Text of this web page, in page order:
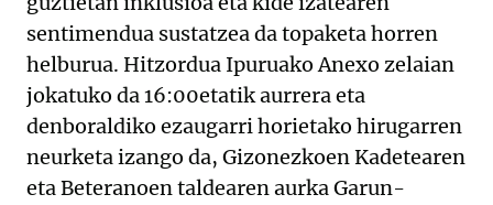
sentimendua sustatzea da topaketa horren
helburua. Hitzordua Ipuruako Anexo zelaian
jokatuko da 16:00etatik aurrera eta
denboraldiko ezaugarri horietako hirugarren
neurketa izango da, Gizonezkoen Kadetearen
eta Beteranoen taldearen aurka Garun-